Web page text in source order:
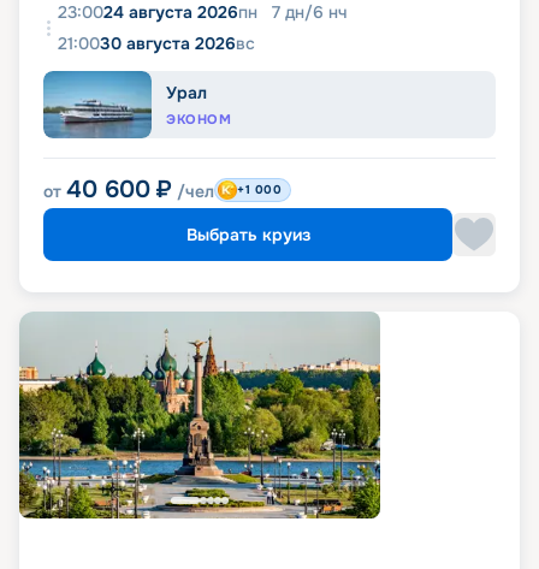
23:0024 августа 2026пн 7 дн/6 нч
21:0030 августа 2026вс
Урал
ЭКОНОМ
от 40 600 ₽ /чел +1 000
Выбрать круиз